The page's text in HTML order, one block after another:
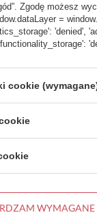
Zgodę możesz
=
'denied',
cookie
WYMAGANE